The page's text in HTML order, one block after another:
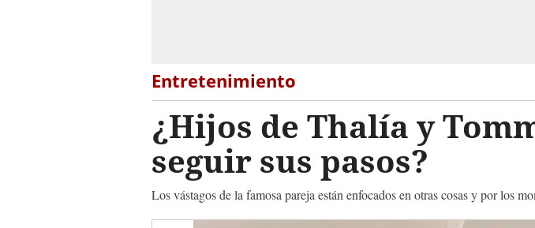
Entretenimiento
¿Hijos de Thalía y
seguir sus pasos?
Los vástagos de la famosa pareja están enfocados en otras cosas y por los